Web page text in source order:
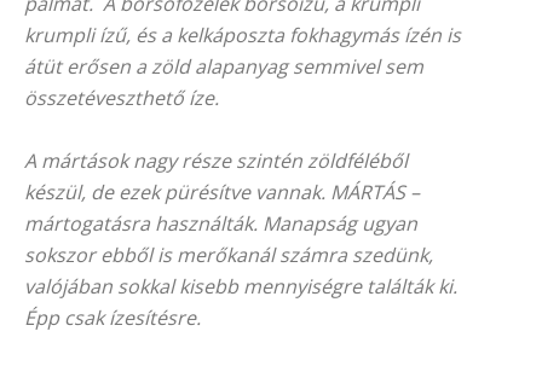
krumpli ízű, és a kelkáposzta fokhagymás ízén is
átüt erősen a zöld alapanyag semmivel sem
összetéveszthető íze.
A mártások nagy része szintén zöldféléből
készül, de ezek pürésítve vannak. MÁRTÁS –
mártogatásra használták. Manapság ugyan
sokszor ebből is merőkanál számra szedünk,
valójában sokkal kisebb mennyiségre találták ki.
Épp csak ízesítésre.